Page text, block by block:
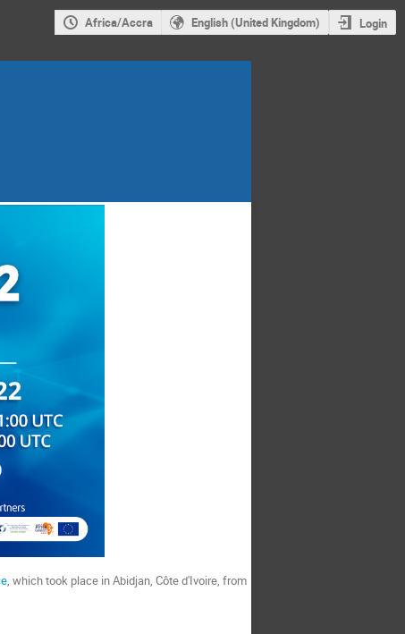
Africa/Accra English (United Kingdom) Login
, which took place in Abidjan, Côte d'Ivoire, from